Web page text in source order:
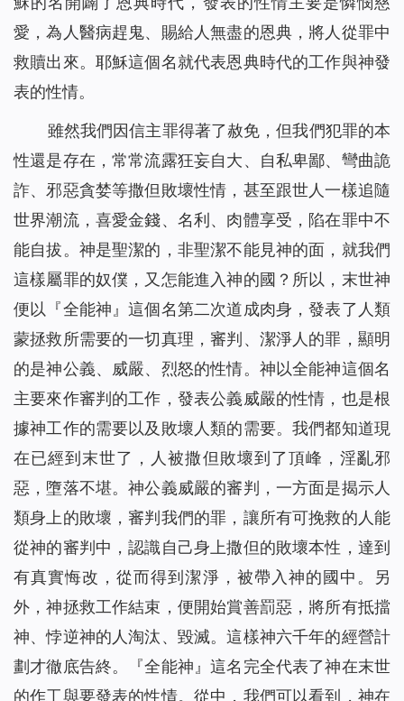
愛，為人醫病趕鬼、賜給人無盡的恩典，將人從罪中
救贖出來。耶穌這個名就代表恩典時代的工作與神發
表的性情。
雖然我們因信主罪得著了赦免，但我們犯罪的本
性還是存在，常常流露狂妄自大、自私卑鄙、彎曲詭
詐、邪惡貪婪等撒但敗壞性情，甚至跟世人一樣追隨
世界潮流，喜愛金錢、名利、肉體享受，陷在罪中不
能自拔。神是聖潔的，非聖潔不能見神的面，就我們
這樣屬罪的奴僕，又怎能進入神的國？所以，末世神
便以『全能神』這個名第二次道成肉身，發表了人類
蒙拯救所需要的一切真理，審判、潔淨人的罪，顯明
的是神公義、威嚴、烈怒的性情。神以全能神這個名
主要來作審判的工作，發表公義威嚴的性情，也是根
據神工作的需要以及敗壞人類的需要。我們都知道現
在已經到末世了，人被撒但敗壞到了頂峰，淫亂邪
惡，墮落不堪。神公義威嚴的審判，一方面是揭示人
類身上的敗壞，審判我們的罪，讓所有可挽救的人能
從神的審判中，認識自己身上撒但的敗壞本性，達到
有真實悔改，從而得到潔淨，被帶入神的國中。另
外，神拯救工作結束，便開始賞善罰惡，將所有抵擋
神、悖逆神的人淘汰、毀滅。這樣神六千年的經營計
劃才徹底告終。『全能神』這名完全代表了神在末世
的作工與要發表的性情。從中，我們可以看到，神在